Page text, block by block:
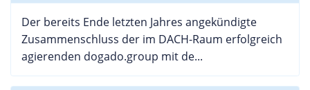
Der bereits Ende letzten Jahres angekündigte
Zusammenschluss der im DACH-Raum erfolgreich
agierenden dogado.group mit de...